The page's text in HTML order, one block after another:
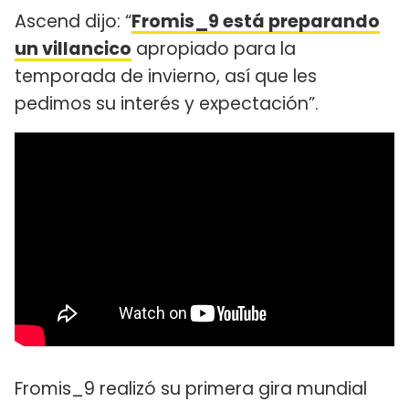
Ascend dijo: “Fromis_9 está preparando
un villancico apropiado para la
temporada de invierno, así que les
pedimos su interés y expectación”.
Fromis_9 realizó su primera gira mundial